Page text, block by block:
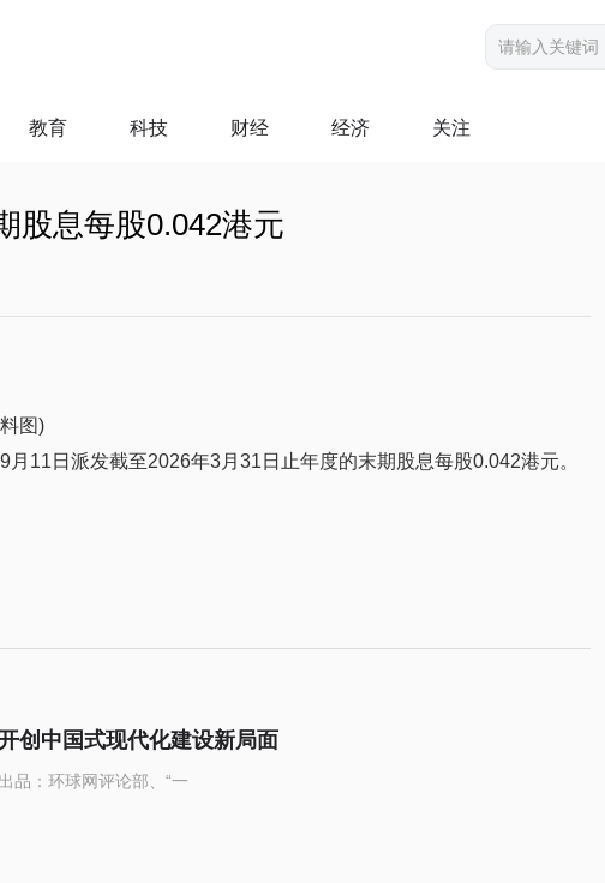
教育 科技 财经 经济 关注
股息每股0.042港元
图)
11日派发截至2026年3月31日止年度的末期股息每股0.042港元。
创中国式现代化建设新局面
品：环球网评论部、“一